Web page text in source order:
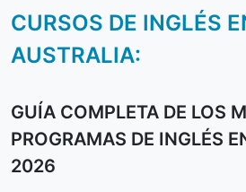
CURSOS DE INGLÉS
AUSTRALIA:
GUÍA COMPLETA DE LOS
PROGRAMAS DE INGLÉS
2026